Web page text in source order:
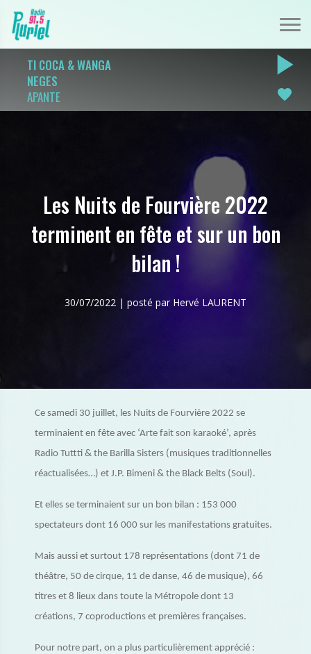
TI COCA & WANGA
NEGES
APANTE
play_arrow
favorite
Les Nuits de Fourvière 2022
terminent en fête et sur un bon
bilan !
30/07/2022 | posté par Hervé LAURENT
Ce samedi 30 juillet, les Nuits de Fourvière 2022 se
terminaient en fête avec ‘Arte fait son karaoké’, après
Radio Tuttti & the Barilla Sisters (musiques traditionnelles
réactualisées…) et J.P. Bimeni & the Black Belts (Soul).
Et elles se terminaient sur un bon bilan : 153 000
spectateurs dont 16 000 sur les manifestations gratuites.
Mais aussi et surtout 178 représentations (dont 71 de
théâtre, 50 de cirque, 11 de danse, 46 de musique), 66
titres et 8 lieux dans toute la Métropole dont 13
créations, 7 coproductions et premières françaises.
Pour notre part, on a plus particulièrement apprécié :